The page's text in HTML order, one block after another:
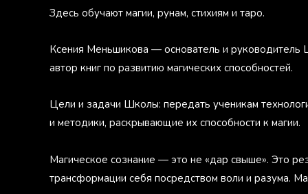
Здесь обучают магии, рунам, стихиям и таро.
Ксения Меньшикова — основатель и руководитель
автор книг по развитию магических способностей.
Цели и задачи Школы: передать ученикам
и методики, раскрывающие их способности к магии.
Магическое сознание — это не «дар свыше». Это
трансформации себя посредством воли и разума.